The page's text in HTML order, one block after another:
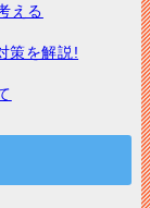
える
策を解説!